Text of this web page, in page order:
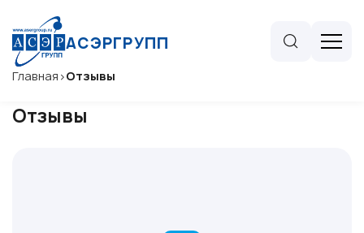
АСЭРГРУПП
Главная >Отзывы
Отзывы